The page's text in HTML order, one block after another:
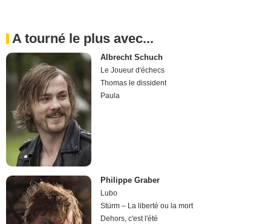
A tourné le plus avec...
Albrecht Schuch
Le Joueur d'échecs
Thomas le dissident
Paula
Philippe Graber
Lubo
Stürm – La liberté ou la mort
Dehors, c'est l'été